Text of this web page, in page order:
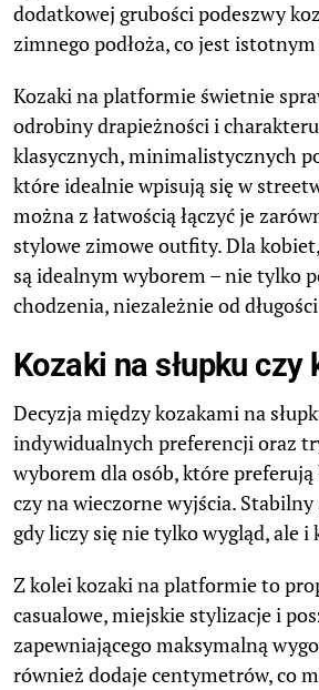
dodatkowej grubości podeszwy
zimnego podłoża, co jest
Kozaki na platformie świetnie
odrobiny drapieżności i
klasycznych, minimalistycznych
które idealnie wpisują się w
można z łatwością łączyć je
stylowe zimowe outfity. Dla
są idealnym wyborem – nie tylko
chodzenia, niezależnie od
Kozaki na słupku
Decyzja między kozakami na
indywidualnych preferencji oraz
wyborem dla osób, które
czy na wieczorne wyjścia. Stabilny
gdy liczy się nie tylko wygląd, ale
Z kolei kozaki na platformie to
casualowe, miejskie stylizacje i
zapewniającego maksymalną
również dodaje centymetrów, co